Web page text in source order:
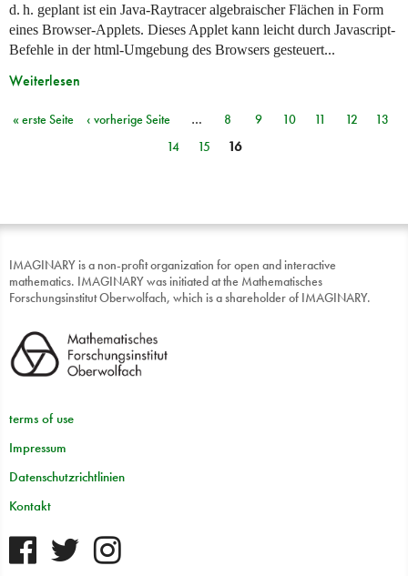
d. h. geplant ist ein Java-Raytracer algebraischer Flächen in Form
eines Browser-Applets. Dieses Applet kann leicht durch Javascript-
Befehle in der html-Umgebung des Browsers gesteuert...
Weiterlesen
Seiten
« erste Seite ‹ vorherige Seite … 8 9 10 11 12
13
14
15 16
IMAGINARY is a non-profit organization for open and interactive
mathematics. IMAGINARY was initiated at the Mathematisches
Forschungsinstitut Oberwolfach, which is a shareholder of IMAGINARY.
terms of use
Impressum
Datenschutzrichtlinien
Kontakt